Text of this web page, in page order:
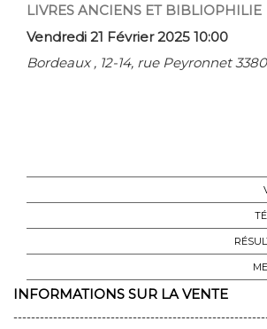
LIVRES ANCIENS ET BIBLIOPHILIE
Vendredi 21 Février 2025 10:00
Bordeaux , 12-14, rue Peyronnet
INFORMATIONS SUR LA VENTE